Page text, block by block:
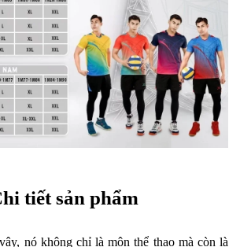
tiết sản phẩm
nó không chỉ là môn thể thao mà còn là